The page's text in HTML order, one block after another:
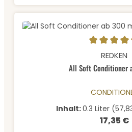
Durchschnittliche Bewertung
REDKEN
All Soft Conditioner
Inhalt:0.3 Liter
Regulärer
17,35 €